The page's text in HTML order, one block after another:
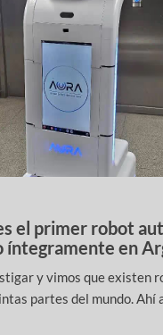
el primer robot
íntegramente en
y vimos que existen
partes del mundo. Ahí